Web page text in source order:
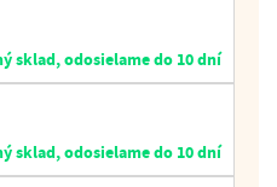
sklad, odosielame do 10 dní
sklad, odosielame do 10 dní